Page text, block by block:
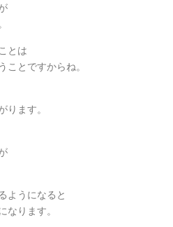
とは
ことですからね。
ります。
ようになると
なります。